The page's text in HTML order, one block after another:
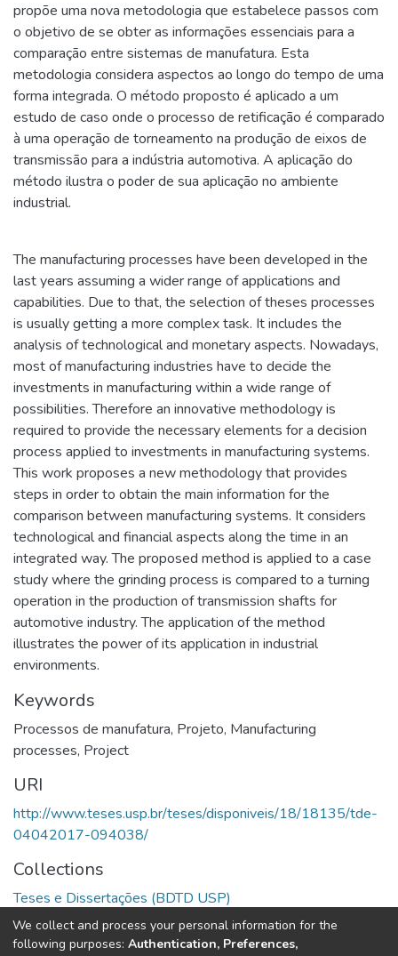
propõe uma nova metodologia que estabelece passos com
o objetivo de se obter as informações essenciais para a
comparação entre sistemas de manufatura. Esta
metodologia considera aspectos ao longo do tempo de uma
forma integrada. O método proposto é aplicado a um
estudo de caso onde o processo de retificação é comparado
à uma operação de torneamento na produção de eixos de
transmissão para a indústria automotiva. A aplicação do
método ilustra o poder de sua aplicação no ambiente
industrial.
The manufacturing processes have been developed in the
last years assuming a wider range of applications and
capabilities. Due to that, the selection of theses processes
is usually getting a more complex task. It includes the
analysis of technological and monetary aspects. Nowadays,
most of manufacturing industries have to decide the
investments in manufacturing within a wide range of
possibilities. Therefore an innovative methodology is
required to provide the necessary elements for a decision
process applied to investments in manufacturing systems.
This work proposes a new methodology that provides
steps in order to obtain the main information for the
comparison between manufacturing systems. It considers
technological and financial aspects along the time in an
integrated way. The proposed method is applied to a case
study where the grinding process is compared to a turning
operation in the production of transmission shafts for
automotive industry. The application of the method
illustrates the power of its application in industrial
environments.
Keywords
Processos de manufatura, Projeto, Manufacturing
processes, Project
URI
http://www.teses.usp.br/teses/disponiveis/18/18135/tde-
04042017-094038/
Collections
Teses e Dissertações (BDTD USP)
Full item page
We collect and process your personal information for the
following purposes: Authentication, Preferences,